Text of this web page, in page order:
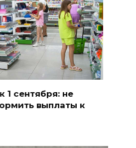
1 сентября: не
выплаты к